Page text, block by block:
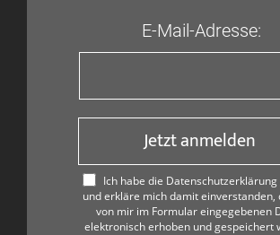
E-Mail-Adresse:
Jetzt anmelden
Ich habe die
und erkläre mich damit einverstanden,
von mir im Formular eingegebenen
elektronisch erhoben und gespeichert